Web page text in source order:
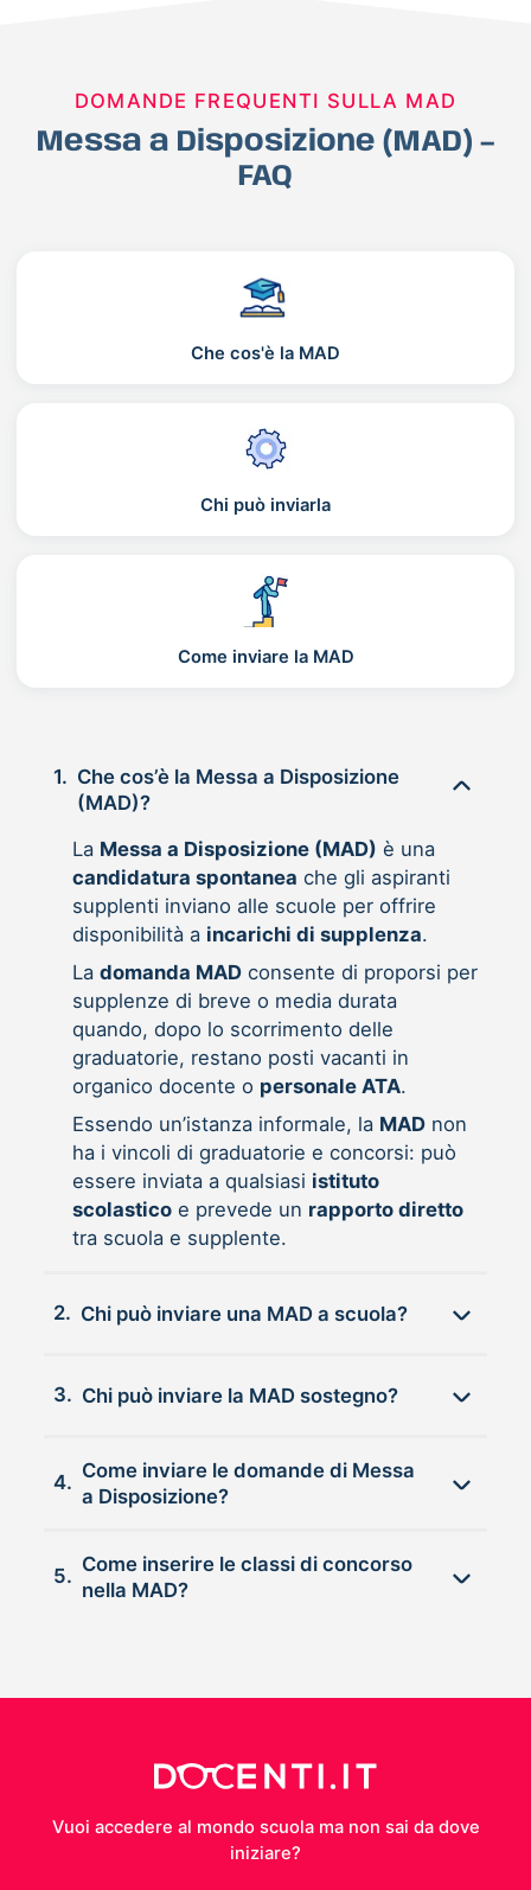
DOMANDE FREQUENTI SULLA MAD
Messa a Disposizione (MAD) –
FAQ
Che cos'è la MAD
Chi può inviarla
Come inviare la MAD
1. Che cos’è la Messa a Disposizione
(MAD)?
La Messa a Disposizione (MAD) è una
candidatura spontanea che gli aspiranti
supplenti inviano alle scuole per offrire
disponibilità a incarichi di supplenza.
La domanda MADconsente di proporsi per
supplenze di breve o media durata
quando, dopo lo scorrimento delle
graduatorie, restano posti vacanti in
organico docente o personale ATA.
Essendo un’istanza informale, la MADnon
ha i vincoli di graduatorie e concorsi: può
essere inviata a qualsiasi istituto
scolasticoe prevede un rapporto diretto
tra scuola e supplente.
2. Chi può inviare una MAD a scuola?
3. Chi può inviare la MAD sostegno?
4.
Come inviare le domande di Messa
a Disposizione?
5.
Come inserire le classi di concorso
nella MAD?
Vuoi accedere al mondo scuola ma non sai da dove
iniziare?